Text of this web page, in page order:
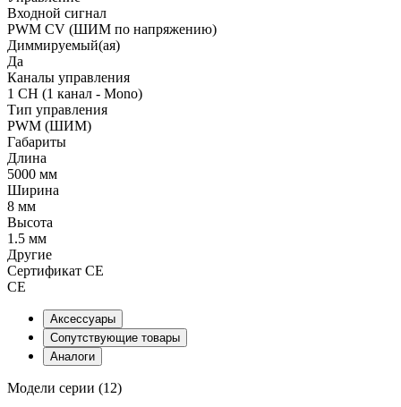
Входной сигнал
PWM СV (ШИМ по напряжению)
Диммируемый(ая)
Да
Каналы управления
1 CH (1 канал - Mono)
Тип управления
PWM (ШИМ)
Габариты
Длина
5000 мм
Ширина
8 мм
Высота
1.5 мм
Другие
Сертификат CE
CE
Аксессуары
Сопутствующие товары
Аналоги
Модели серии (12)